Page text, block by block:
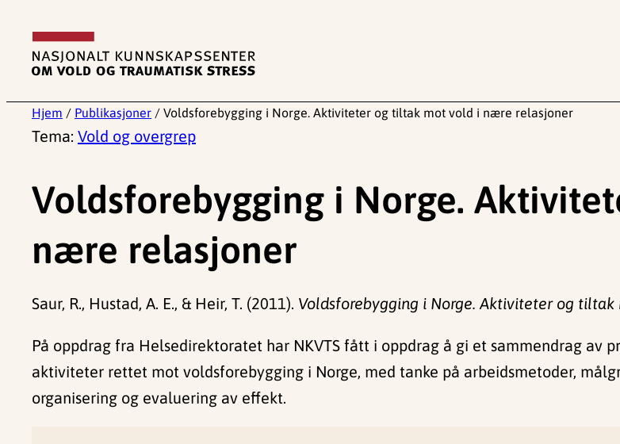
innhold
Hjem / Publikasjoner / Voldsforebygging i Norge. Aktiviteter og tiltak mot vold i nære relasjoner
Tema: Vold og overgrep
Voldsforebygging i Norge.
nære relasjoner
Saur, R., Hustad, A. E., & Heir, T. (2011). Voldsforebygging i Norge. Aktiviteter og
På oppdrag fra Helsedirektoratet har NKVTS fått i oppdrag å gi et sammendrag av
aktiviteter rettet mot voldsforebygging i Norge, med tanke på arbeidsmetoder,
organisering og evaluering av effekt.